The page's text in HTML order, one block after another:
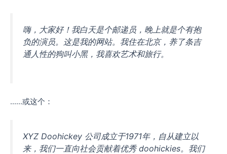
嗨，大家好！我白天是个邮递员，晚上就是个有抱
负的演员。这是我的网站。我住在北京，养了条吉
通人性的狗叫小黑，我喜欢艺术和旅行。
......或这个：
XYZ Doohickey 公司成立于1971年，自从建立以
来，我们一直向社会贡献着优秀 doohickies。我们